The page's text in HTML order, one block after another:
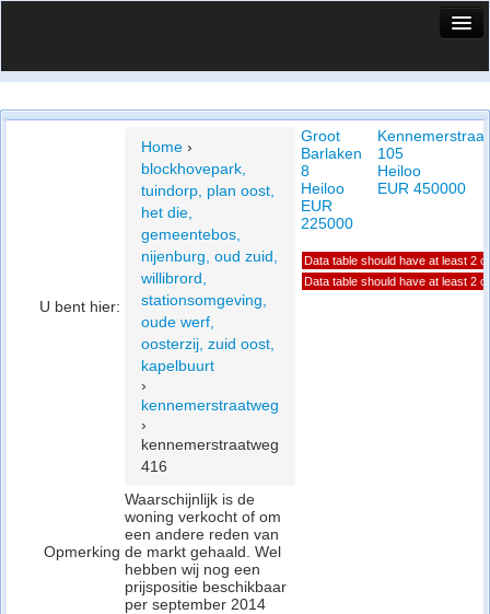
Vergelijk prijsposities - wijk
Cookie beleid
U bent hier:
Home ›
blockhovepark,
tuindorp, plan oost,
het die,
gemeentebos,
nijenburg, oud zuid,
willibrord,
stationsomgeving,
oude werf,
oosterzij, zuid oost,
kapelbuurt
›
kennemerstraatweg
›
kennemerstraatweg
416
Opmerking
Waarschijnlijk is de
woning verkocht of om
een andere reden van
de markt gehaald. Wel
hebben wij nog een
prijspositie beschikbaar
per september 2014
Groot
Barlaken
8
Heiloo
EUR
225000
105
Heiloo
EUR 450000
Data table should have at least 2
Data table should have at least 2